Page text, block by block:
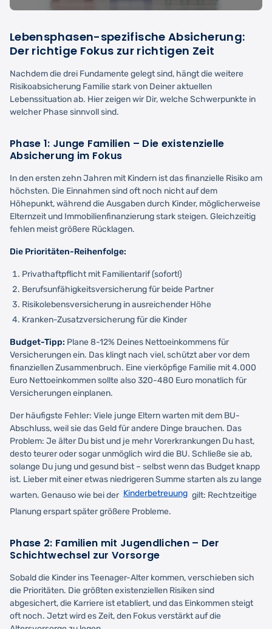
Lebensphasen-spezifische Absicherung:
Der richtige Fokus zur richtigen Zeit
Nachdem die drei Fundamente gelegt sind, hängt die weitere
Risikoabsicherung Familie stark von Deiner aktuellen
Lebenssituation ab. Hier zeigen wir Dir, welche Schwerpunkte in
welcher Phase sinnvoll sind.
Phase 1: Junge Familien – Die existenzielle
Absicherung im Fokus
In den ersten zehn Jahren mit Kindern ist das finanzielle Risiko am
höchsten. Die Einnahmen sind oft noch nicht auf dem
Höhepunkt, während die Ausgaben durch Kinder, möglicherweise
Elternzeit und Immobilienfinanzierung stark steigen. Gleichzeitig
fehlen meist größere Rücklagen.
Die Prioritäten-Reihenfolge:
Privathaftpflicht mit Familientarif (sofort!)
Berufsunfähigkeitsversicherung für beide Partner
Risikolebensversicherung in ausreichender Höhe
Kranken-Zusatzversicherung für die Kinder
Budget-Tipp: Plane 8-12% Deines Nettoeinkommens für
Versicherungen ein. Das klingt nach viel, schützt aber vor dem
finanziellen Zusammenbruch. Eine vierköpfige Familie mit 4.000
Euro Nettoeinkommen sollte also 320-480 Euro monatlich für
Versicherungen einplanen.
Der häufigste Fehler: Viele junge Eltern warten mit dem BU-
Abschluss, weil sie das Geld für andere Dinge brauchen. Das
Problem: Je älter Du bist und je mehr Vorerkrankungen Du hast,
desto teurer oder sogar unmöglich wird die BU. Schließe sie ab,
solange Du jung und gesund bist – selbst wenn das Budget knapp
ist. Lieber mit einer etwas niedrigeren Summe starten als zu lange
warten. Genauso wie bei der Kinderbetreuung gilt: Rechtzeitige
Planung erspart später größere Probleme.
Phase 2: Familien mit Jugendlichen – Der
Schichtwechsel zur Vorsorge
Sobald die Kinder ins Teenager-Alter kommen, verschieben sich
die Prioritäten. Die größten existenziellen Risiken sind
abgesichert, die Karriere ist etabliert, und das Einkommen steigt
oft noch. Jetzt wird es Zeit, den Fokus verstärkt auf die